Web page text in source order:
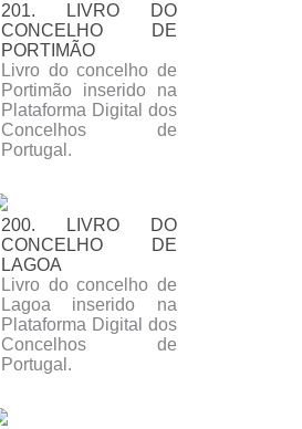
201. LIVRO DO
CONCELHO DE
PORTIMÃO
Livro do concelho de
Portimão inserido na
Plataforma Digital dos
Concelhos de
Portugal.
200. LIVRO DO
CONCELHO DE
LAGOA
Livro do concelho de
Lagoa inserido na
Plataforma Digital dos
Concelhos de
Portugal.